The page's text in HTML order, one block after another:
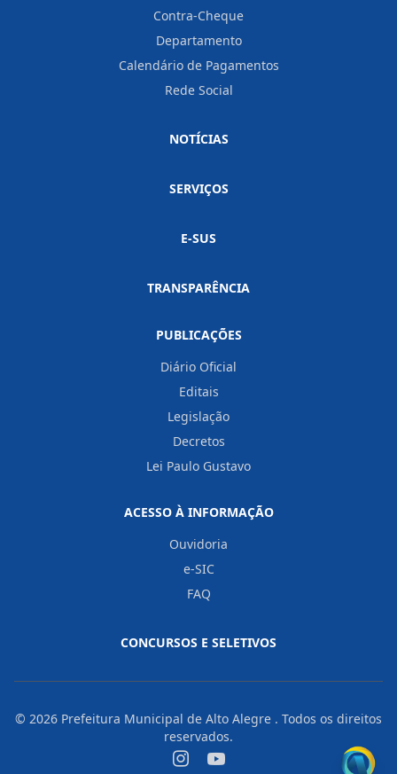
Contra-Cheque
Departamento
Calendário de Pagamentos
Rede Social
NOTÍCIAS
SERVIÇOS
E-SUS
TRANSPARÊNCIA
PUBLICAÇÕES
Diário Oficial
Editais
Legislação
Decretos
Lei Paulo Gustavo
ACESSO À INFORMAÇÃO
Ouvidoria
e-SIC
FAQ
CONCURSOS E SELETIVOS
© 2026 Prefeitura Municipal de Alto Alegre . Todos os direitos
reservados.